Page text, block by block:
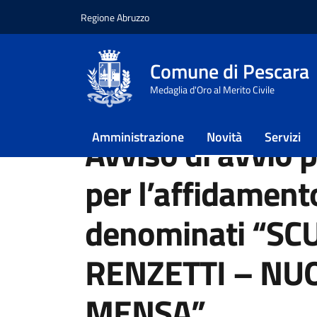
Regione Abruzzo
Comune di Pescara
Medaglia d'Oro al Merito Civile
Amministrazione Novità Servizi
Home / Novità / Avvisi
/ Avviso di avvio procedura negoziata per
Avviso di avvio
per
denominati
RENZETTI –